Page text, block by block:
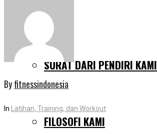
MENGAPA KAMI BERBEDA
SURAT DARI PENDIRI KAMI
FILOSOFI KAMI
Byfitnessindonesia
In Latihan, Training, dan Workout